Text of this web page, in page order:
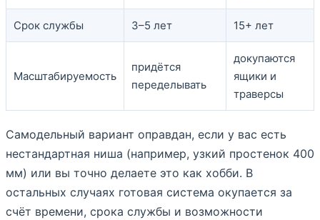
Срок службы 3–5 лет 15+ лет
Масштабируемость
придётся
переделывать
докупаются
ящики и
траверсы
Самодельный вариант оправдан, если у вас есть
нестандартная ниша (например, узкий простенок 400
мм) или вы точно делаете это как хобби. В
остальных случаях готовая система окупается за
счёт времени, срока службы и возможности